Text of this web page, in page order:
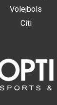
Volejbols
Citi